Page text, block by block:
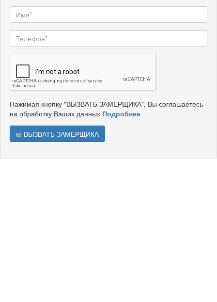
Нажимая кнопку "ВЫЗВАТЬ ЗАМЕРЩИКА", Вы соглашаетесь
на обработку Ваших данных Подробнее
ВЫЗВАТЬ ЗАМЕРЩИКА